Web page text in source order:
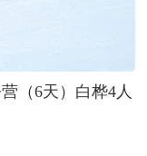
（6天）白桦4人